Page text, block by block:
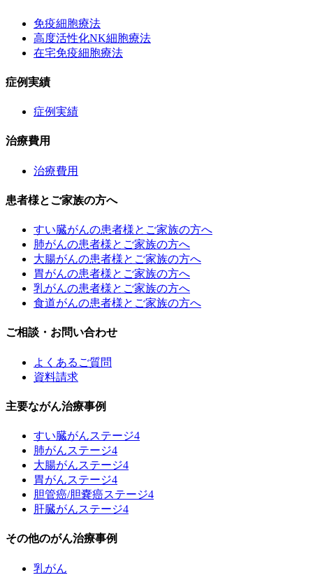
免疫細胞療法
高度活性化NK細胞療法
在宅免疫細胞療法
症例実績
症例実績
治療費用
治療費用
患者様とご家族の方へ
すい臓がんの患者様とご家族の方へ
肺がんの患者様とご家族の方へ
大腸がんの患者様とご家族の方へ
胃がんの患者様とご家族の方へ
乳がんの患者様とご家族の方へ
食道がんの患者様とご家族の方へ
ご相談・お問い合わせ
よくあるご質問
資料請求
主要ながん治療事例
すい臓がんステージ4
肺がんステージ4
大腸がんステージ4
胃がんステージ4
胆管癌/胆嚢癌ステージ4
肝臓がんステージ4
その他のがん治療事例
乳がん